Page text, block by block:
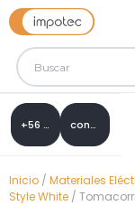
+56 9 8288 0307 contacto@impotec.cl
Inicio / Materiales
Style White /